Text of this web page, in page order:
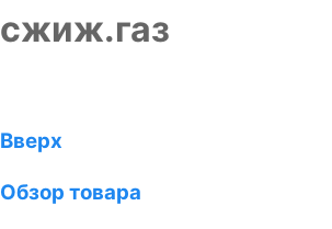
сжиж.газ
Вверх
Обзор товара